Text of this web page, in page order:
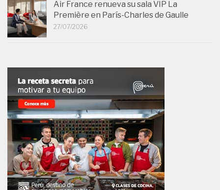
Air France renueva su sala VIP La
Première en París-Charles de Gaulle
27/07/2026